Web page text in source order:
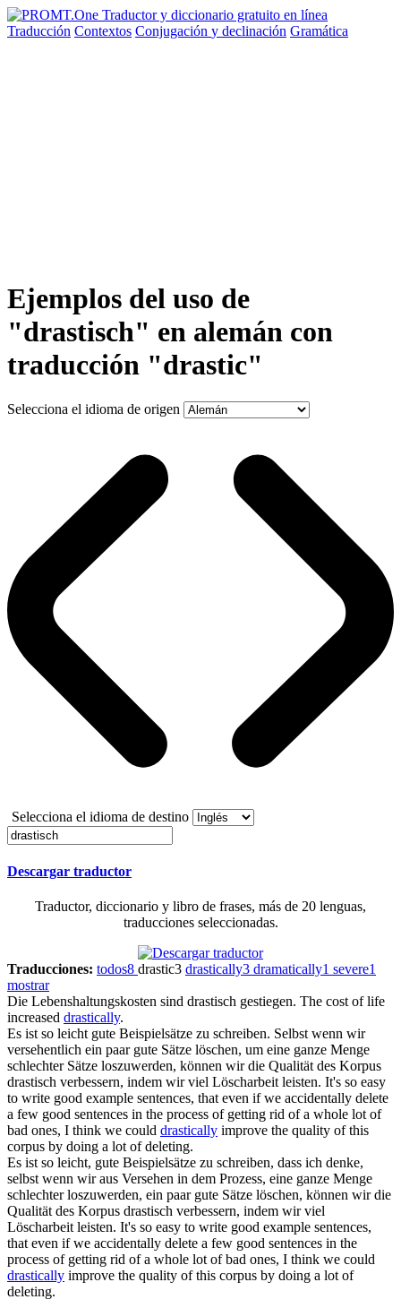
Traducción Contextos Conjugación y declinación Gramática
Ejemplos del uso de
"drastisch" en alemán con
traducción "drastic"
Selecciona el idioma de origen
Selecciona el idioma de destino
Descargar traductor
Traductor, diccionario y libro de frases, más de 20 lenguas,
traducciones seleccionadas.
Traducciones: todos8 drastic3 drastically3 dramatically1 severe1
mostrar
Die Lebenshaltungskosten sind drastisch gestiegen. The cost of life
increased drastically.
Es ist so leicht gute Beispielsätze zu schreiben. Selbst wenn wir
versehentlich ein paar gute Sätze löschen, um eine ganze Menge
schlechter Sätze loszuwerden, können wir die Qualität des Korpus
drastisch verbessern, indem wir viel Löscharbeit leisten. It's so easy
to write good example sentences, that even if we accidentally delete
a few good sentences in the process of getting rid of a whole lot of
bad ones, I think we could drastically improve the quality of this
corpus by doing a lot of deleting.
Es ist so leicht, gute Beispielsätze zu schreiben, dass ich denke,
selbst wenn wir aus Versehen in dem Prozess, eine ganze Menge
schlechter loszuwerden, ein paar gute Sätze löschen, können wir die
Qualität des Korpus drastisch verbessern, indem wir viel
Löscharbeit leisten. It's so easy to write good example sentences,
that even if we accidentally delete a few good sentences in the
process of getting rid of a whole lot of bad ones, I think we could
drastically improve the quality of this corpus by doing a lot of
deleting.